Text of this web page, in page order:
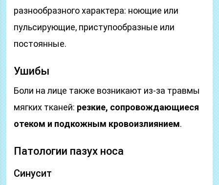
разнообразного характера: ноющие или
пульсирующие, приступообразные или
постоянные.
Ушибы
Боли на лице также возникают из-за травмы
мягких тканей: резкие, сопровождающиеся
отеком и подкожным кровоизлиянием.
Патологии пазух носа
Синусит